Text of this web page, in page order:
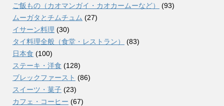
ご飯もの（カオマンガイ・カオカームーなど）
(93)
ムーガタとチムチュム (27)
イサーン料理 (30)
タイ料理全般（食堂・レストラン）
(83)
日本食 (100)
ステーキ・洋食 (128)
ブレックファースト (86)
スイーツ・菓子 (23)
カフェ・コーヒー (67)